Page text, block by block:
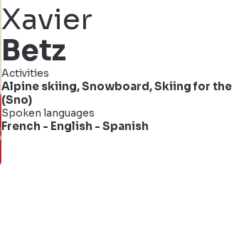
Xavier
Betz
Activities
Alpine skiing,Snowboard,Skiing for
(Sno)
Spoken languages
French - English - Spanish